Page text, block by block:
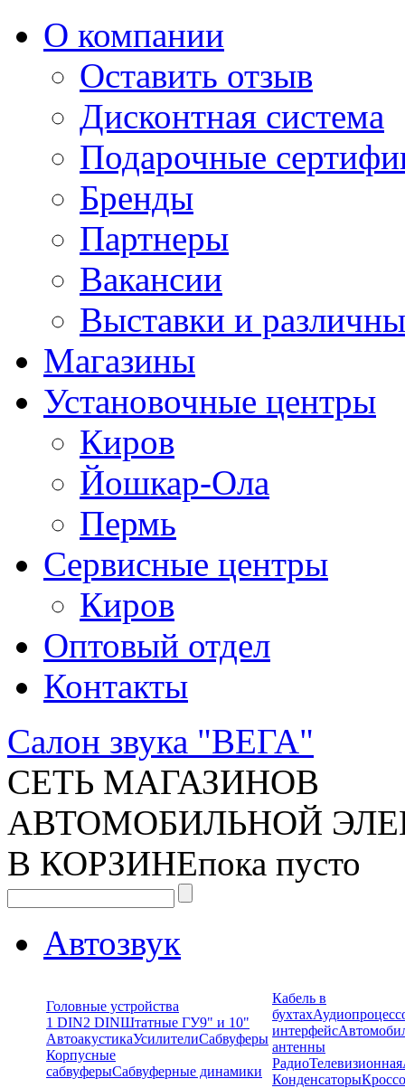
О компании
Оставить отзыв
Дисконтная система
Подарочные
Бренды
Партнеры
Вакансии
Выставки и
Магазины
Установочные центры
Киров
Йошкар-Ола
Пермь
Сервисные центры
Киров
Оптовый отдел
Контакты
Салон звука "ВЕГА"
СЕТЬ МАГАЗИНОВ
АВТОМОБИЛЬНОЙ
В КОРЗИНЕпока пусто
Автозвук
Головные устройства
1 DIN2 DINШтатные ГУ9" и 10"
АвтоакустикаУсилителиСабвуферы
Корпусные
сабвуферыСабвуферные динамики
Кабель в
бухтах
интерфейс
антенны
РадиоТелевизионная
Конденсаторы